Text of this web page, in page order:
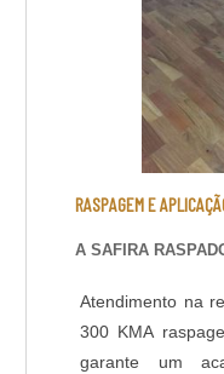
renovar o
gradual com
aplicação de
polida. Lapidação de Piso: Assim como o
polimento, é um
resistência e
da densidade
diamantados
é possível polir o
agregado ficar
RASPAGEM E
A SAFIRA
Atendimento na
300 KMA
garante um